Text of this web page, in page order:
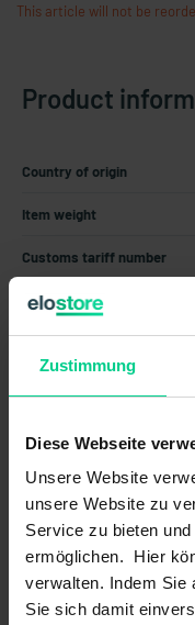
Zustimmung
Diese Webseite
Unsere Website
unsere Website zu
Service zu bieten
ermöglichen. Hier
verwalten. Indem Sie
Sie sich damit
This article will not be
Product
Country of origin
Item weight
Customs tariff number
An extensive range of
enables ideal
designs, materials and
Features
Ideal adaptation to
Large temperature